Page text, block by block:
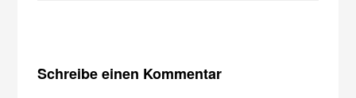
Schreibe einen Kommentar